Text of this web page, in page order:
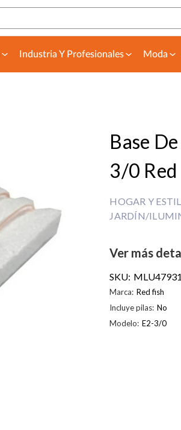
Industria Y Profesionales Moda
Base
3/0 Red
HOGAR Y
JARDÍN/
Ver más
SKU:
Marca: Red fish
Incluye pilas: No
Modelo: E2-3/0